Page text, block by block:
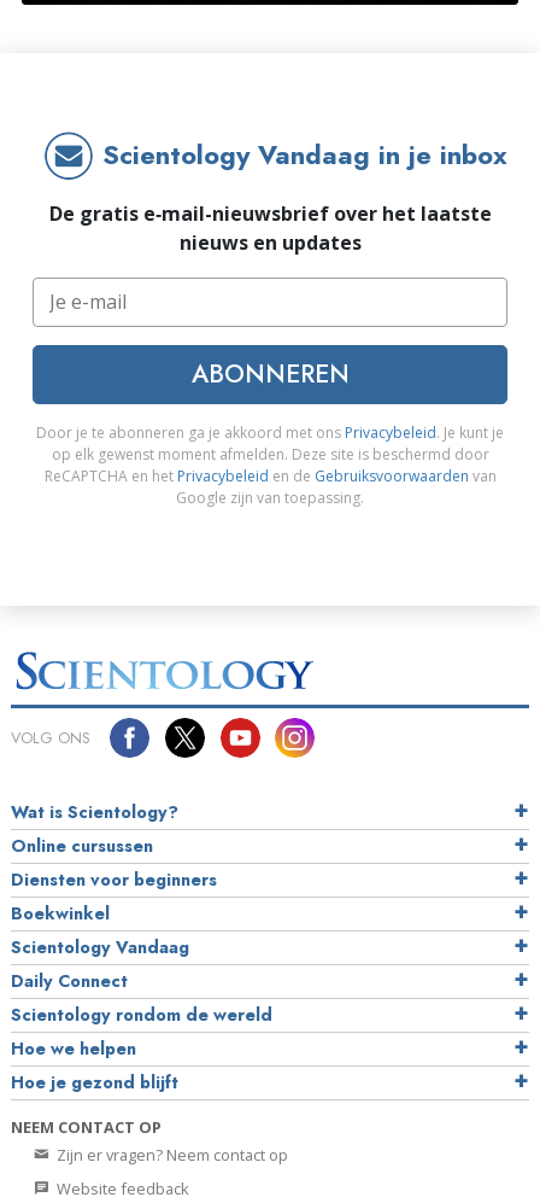
Scientology Vandaag in je inbox
De gratis e‑mail-nieuwsbrief over het laatste
nieuws en updates
ABONNEREN
Door je te abonneren ga je akkoord met ons Privacybeleid. Je kunt je
op elk gewenst moment afmelden. Deze site is beschermd door
ReCAPTCHA en het Privacybeleid en de Gebruiksvoorwaarden van
Google zijn van toepassing.
VOLG ONS
Wat is Scientology?
Online cursussen
Diensten voor beginners
Boekwinkel
Scientology Vandaag
Daily Connect
Scientology rondom de wereld
Hoe we helpen
Hoe je gezond blijft
NEEM CONTACT OP
Zijn er vragen? Neem contact op
Website feedback